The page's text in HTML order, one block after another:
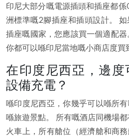
印尼大部分嘅電源插頭和插座都
洲標準嘅2腳插座和插頭設計。
插座嘅國家，您應該買一個適配
你都可以喺印尼當地嘅小商店度買
在印度尼西亞，邊
設備充電？
喺印度尼西亞，你幾乎可以喺所
喺旅遊景點。 所有嘅酒店同機場
火車上，所有艙位（經濟艙和商